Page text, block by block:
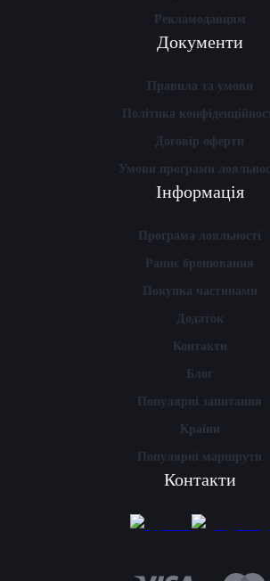
Рекламодавцям
Документи
Правила та умови
Політика
Договір оферти
Умови програми
Інформація
Програма лояльності
Раннє бронювання
Покупка частинами
Додаток
Контакти
Блог
Популярні запитання
Країни
Популярні маршрути
Контакти